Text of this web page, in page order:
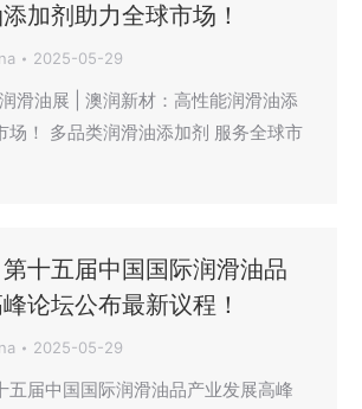
加剂助力全球市场！
2025-05-29
滑油展 | 澳润新材：高性能润滑油添
场！ 多品类润滑油添加剂 服务全球市
十五届中国国际润滑油品
论坛公布最新议程！
2025-05-29
五届中国国际润滑油品产业发展高峰